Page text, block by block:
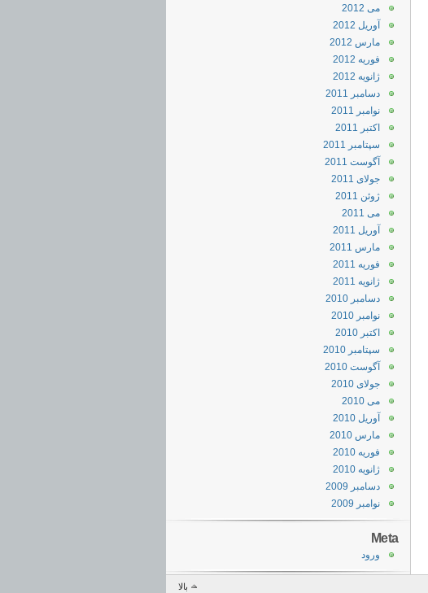
می 2012
آوریل 2012
مارس 2012
فوریه 2012
ژانویه 2012
دسامبر 2011
نوامبر 2011
اکتبر 2011
سپتامبر 2011
آگوست 2011
جولای 2011
ژوئن 2011
می 2011
آوریل 2011
مارس 2011
فوریه 2011
ژانویه 2011
دسامبر 2010
نوامبر 2010
اکتبر 2010
سپتامبر 2010
آگوست 2010
جولای 2010
می 2010
آوریل 2010
مارس 2010
فوریه 2010
ژانویه 2010
دسامبر 2009
نوامبر 2009
Meta
ورود
بالا